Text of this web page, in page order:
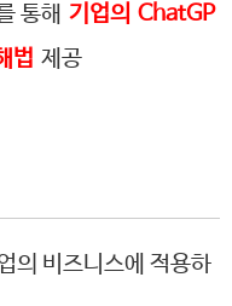
통해 기업의 ChatGP
법 제공
의 비즈니스에 적용하